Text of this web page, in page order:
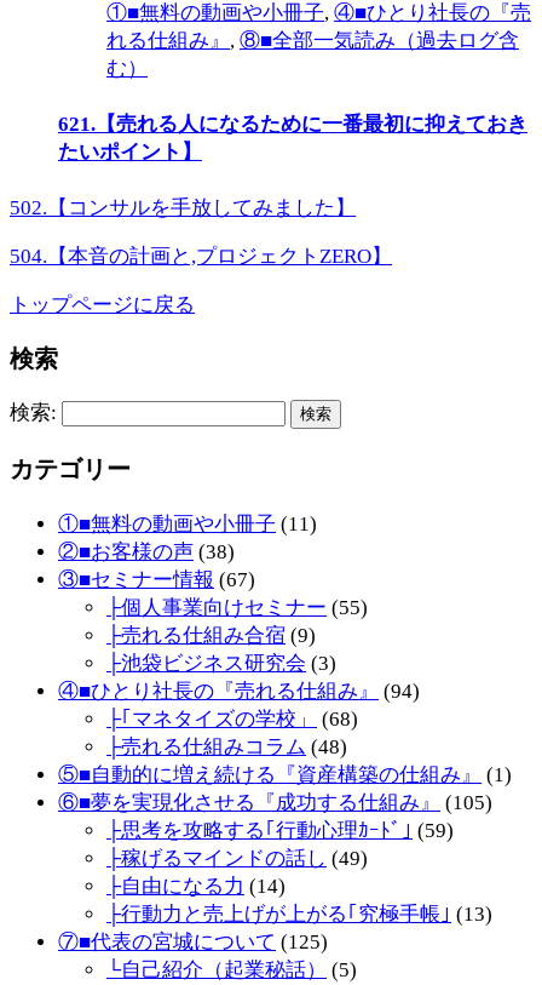
①■無料の動画や小冊子, ④■ひとり社長の『売
れる仕組み』 , ⑧■全部一気読み（過去ログ含
む）
621.【売れる人になるために一番最初に抑えておき
たいポイント】
502.【コンサルを手放してみました】
504.【本音の計画と,プロジェクトZERO】
トップページに戻る
検索
検索:
カテゴリー
①■無料の動画や小冊子 (11)
②■お客様の声 (38)
③■セミナー情報 (67)
├個人事業向けセミナー (55)
├売れる仕組み合宿 (9)
├池袋ビジネス研究会 (3)
④■ひとり社長の『売れる仕組み』
(94)
├｢マネタイズの学校」
(68)
├売れる仕組みコラム (48)
⑤■自動的に増え続ける『資産構築の仕組み』
(1)
⑥■夢を実現化させる『成功する仕組み』
(105)
├思考を攻略する｢行動心理ｶｰﾄﾞ｣ (59)
├稼げるマインドの話し (49)
├自由になる力 (14)
├行動力と売上げが上がる｢究極手帳｣ (13)
⑦■代表の宮城について (125)
└自己紹介（起業秘話）
(5)